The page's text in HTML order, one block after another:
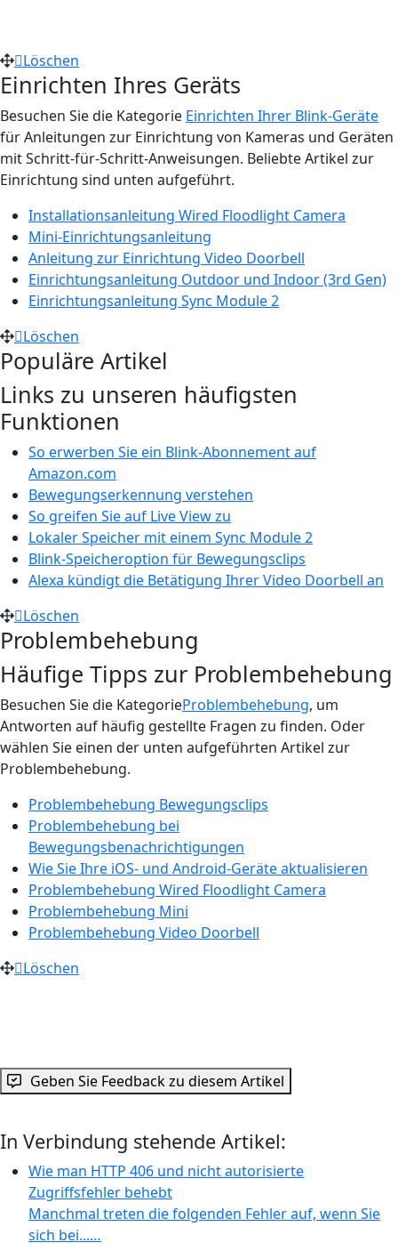
Löschen
Einrichten Ihres Geräts
Besuchen Sie die Kategorie Einrichten Ihrer Blink-Geräte
für Anleitungen zur Einrichtung von Kameras und Geräten
mit Schritt-für-Schritt-Anweisungen. Beliebte Artikel zur
Einrichtung sind unten aufgeführt.
Installationsanleitung Wired Floodlight Camera
Mini-Einrichtungsanleitung
Anleitung zur Einrichtung Video Doorbell
Einrichtungsanleitung Outdoor und Indoor (3rd Gen)
Einrichtungsanleitung Sync Module 2
Löschen
Populäre Artikel
Links zu unseren häufigsten
Funktionen
So erwerben Sie ein Blink-Abonnement auf
Amazon.com
Bewegungserkennung verstehen
So greifen Sie auf Live View zu
Lokaler Speicher mit einem Sync Module 2
Blink-Speicheroption für Bewegungsclips
Alexa kündigt die Betätigung Ihrer Video Doorbell an
Löschen
Problembehebung
Häufige Tipps zur Problembehebung
Besuchen Sie die KategorieProblembehebung, um
Antworten auf häufig gestellte Fragen zu finden. Oder
wählen Sie einen der unten aufgeführten Artikel zur
Problembehebung.
Problembehebung Bewegungsclips
Problembehebung bei
Bewegungsbenachrichtigungen
Wie Sie Ihre iOS- und Android-Geräte aktualisieren
Problembehebung Wired Floodlight Camera
Problembehebung Mini
Problembehebung Video Doorbell
Löschen
Geben Sie Feedback zu diesem Artikel
In Verbindung stehende Artikel:
Wie man HTTP 406 und nicht autorisierte
Zugriffsfehler behebt
Manchmal treten die folgenden Fehler auf, wenn Sie
sich bei...…